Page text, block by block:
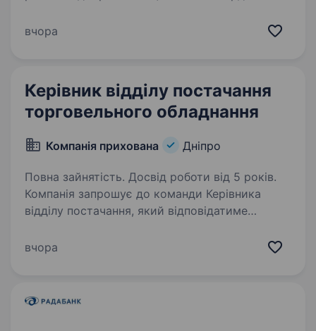
Молодіжний центр | м. Дніпро Про компанію
програм,…
вчора
Керівник відділу постачання
торговельного обладнання
Компанія прихована Дніпро
Повна зайнятість. Досвід роботи від 5 років.
Компанія запрошує до команди Керівника
відділу постачання, який відповідатиме
та постачанням торговельного обладнання!
вчора